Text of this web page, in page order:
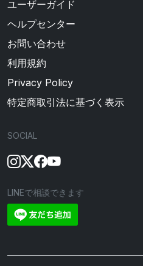
ユーザーガイド
ヘルプセンター
お問い合わせ
利用規約
Privacy Policy
特定商取引法に基づく表示
SOCIAL
LINEで相談できます